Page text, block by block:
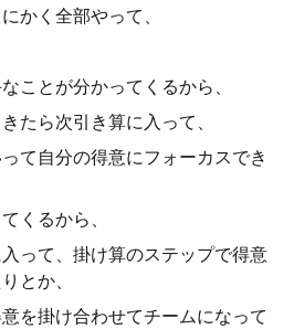
かく全部やって、
ことが分かってくるから、
たら次引き算に入って、
て自分の得意にフォーカスでき
くるから、
って、掛け算のステップで得意
とか、
を掛け合わせてチームになって